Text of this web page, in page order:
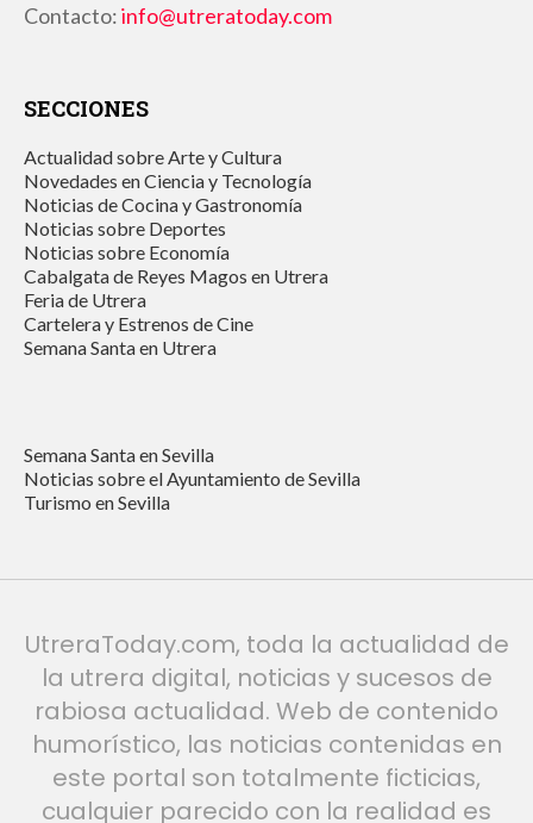
Contacto:info@utreratoday.com
SECCIONES
Actualidad sobre Arte y Cultura
Novedades en Ciencia y Tecnología
Noticias de Cocina y Gastronomía
Noticias sobre Deportes
Noticias sobre Economía
Cabalgata de Reyes Magos en Utrera
Feria de Utrera
Cartelera y Estrenos de Cine
Semana Santa en Utrera
Semana Santa en Sevilla
Noticias sobre el Ayuntamiento de Sevilla
Turismo en Sevilla
UtreraToday.com, toda la actualidad de
la utrera digital, noticias y sucesos de
rabiosa actualidad. Web de contenido
humorístico, las noticias contenidas en
este portal son totalmente ficticias,
cualquier parecido con la realidad es